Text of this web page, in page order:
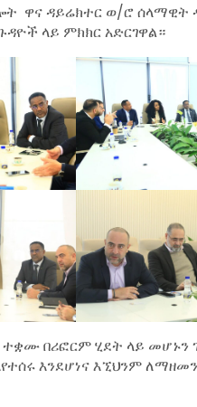
ዋና ዳይሬክተር ወ/ሮ ሰላማዊት
ላይ ምክክር አድርገዋል።
በሪፎርም ሂደት ላይ
እንደሆነና እኚህንም